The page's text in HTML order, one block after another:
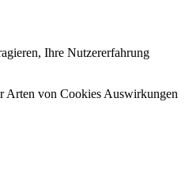
Ihre Nutzererfahrung
Arten von Cookies Auswirkungen